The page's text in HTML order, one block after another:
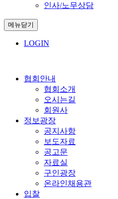
인사/노무상담
메뉴닫기
LOGIN
협회안내
협회소개
오시는길
회원사
정보광장
공지사항
보도자료
공고문
자료실
구인광장
온라인채용관
입찰